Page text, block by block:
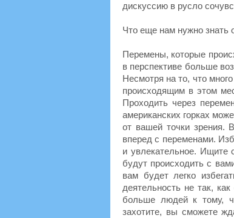
дискуссию в русло
Что еще нам нужно знать
Перемены, которые
в перспективе больше
Несмотря на то, что
происходящим в этом
Проходить через
американских горках
от вашей точки зрения.
вперед с переменами.
и увлекательное. Ищите
будут происходить с
вам будет легко
деятельность не так,
больше людей к тому,
захотите, вы сможете